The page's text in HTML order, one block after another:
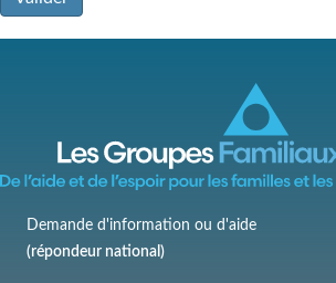
Demande d'information ou d'aide
(répondeur national)